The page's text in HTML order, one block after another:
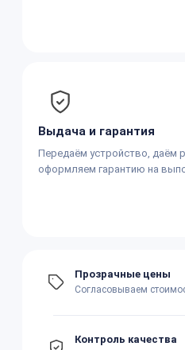
Выдача и гарантия
Передаём устройство, даём
оформляем гарантию на
Прозрачные цены
Согласовываем
Контроль качества